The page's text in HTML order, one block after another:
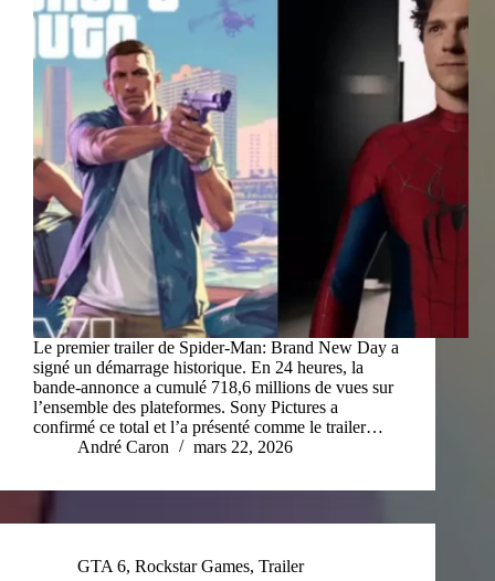
Le premier trailer de Spider-Man: Brand New Day a
signé un démarrage historique. En 24 heures, la
bande-annonce a cumulé 718,6 millions de vues sur
l’ensemble des plateformes. Sony Pictures a
confirmé ce total et l’a présenté comme le trailer…
André Caron
mars 22, 2026
GTA 6, Rockstar Games, Trailer